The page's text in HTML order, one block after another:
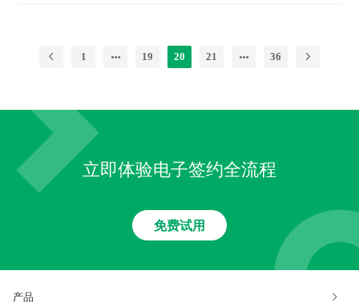
1 19 20 21 36
立即体验电子签约全流程
免费试用
产品